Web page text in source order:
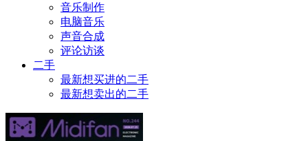
音乐制作
电脑音乐
声音合成
评论访谈
二手
最新想买进的二手
最新想卖出的二手